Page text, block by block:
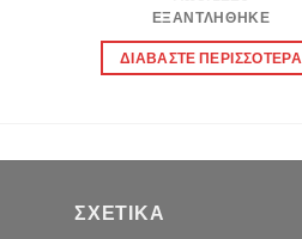
ΕΞΑΝΤΛΉΘΗΚΕ
ΔΙΑΒΆΣΤΕ ΠΕΡΙΣΣΌΤΕΡΑ
ΣΧΕΤΙΚΆ